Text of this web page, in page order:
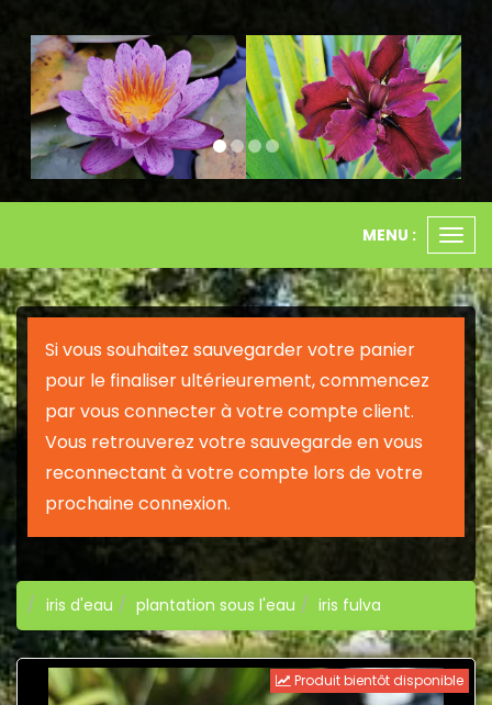
Previous Next
le
MENU :
Si vous souhaitez sauvegarder votre panier
pour le finaliser ultérieurement, commencez
par vous connecter à votre compte client.
Vous retrouverez votre sauvegarde en vous
reconnectant à votre compte lors de votre
prochaine connexion.
iris d'eau plantation sous l'eau iris fulva
Produit bientôt disponible